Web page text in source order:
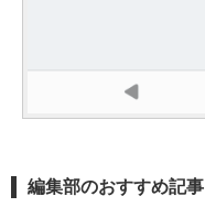
編集部のおすすめ記事